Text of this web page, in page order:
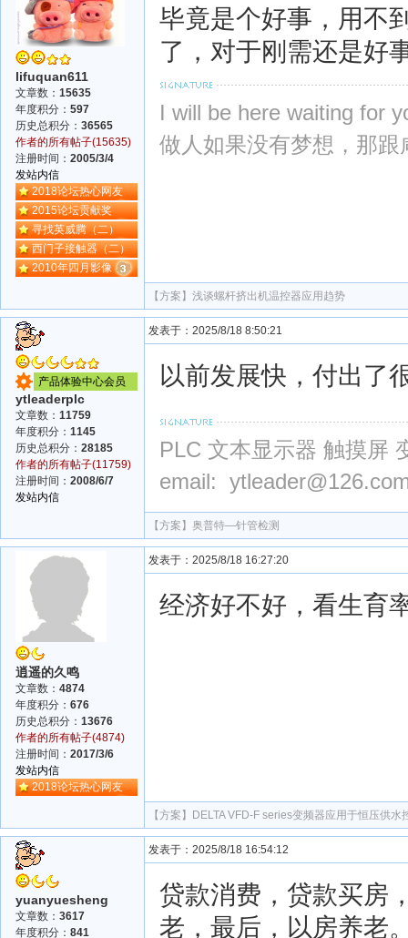
lifuquan611
文章数： 15635
年度积分： 597
历史总积分： 36565
作者的所有帖子(15635)
注册时间： 2005/3/4
发站内信
2018论坛热心网友
2015论坛贡献奖
寻找英威腾（二）
西门子接触器（二）
2010年四月影像
毕竟是个好事，用不
了，对于刚需还是好
I will be here waiting for
做人如果没有梦想，那
【方案】 浅谈螺杆挤出机温控器应用趋势
产品体验中心会员
ytleaderplc
文章数： 11759
年度积分： 1145
历史总积分： 28185
作者的所有帖子(11759)
注册时间： 2008/6/7
发站内信
发表于：2025/8/18 8:50:21
以前发展快，付出了
PLC 文本显示器 触摸屏
email:
【方案】 奥普特—针管检测
逍遥的久鸣
文章数： 4874
年度积分： 676
历史总积分： 13676
作者的所有帖子(4874)
注册时间： 2017/3/6
发站内信
2018论坛热心网友
发表于：2025/8/18 16:27:20
经济好不好，看生育
【方案】 DELTA VFD-F series变频器应用于恒压供水
yuanyuesheng
文章数： 3617
年度积分： 841
发表于：2025/8/18 16:54:12
贷款消费，贷款买房
老，最后，以房养老